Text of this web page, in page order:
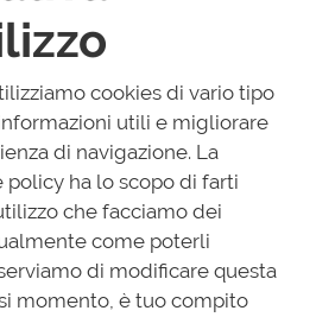
cookies di vario tipo
utili e migliorare
di navigazione. La
policy ha lo scopo di farti
che facciamo dei
come poterli
di modificare questa
momento, è tuo compito